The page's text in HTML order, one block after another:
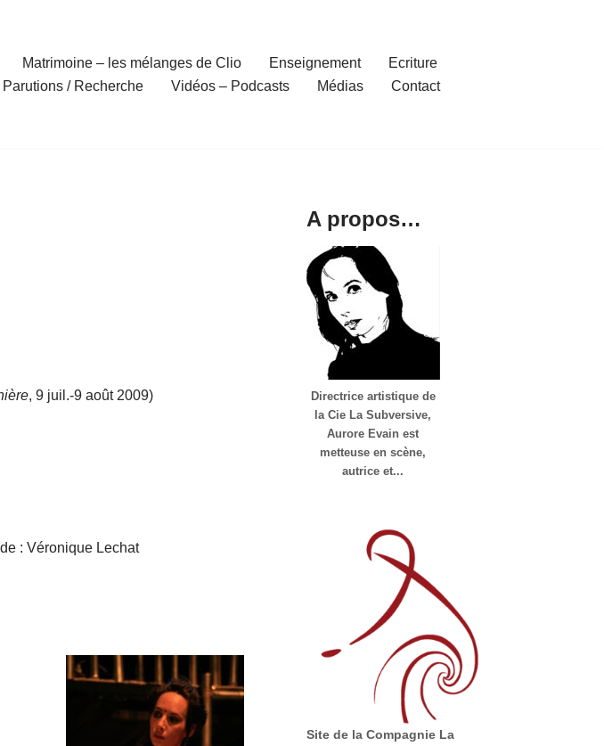
Matrimoine – les mélanges de Clio Enseignement
Ecriture
Parutions / Recherche Vidéos – Podcasts Médias Contact
, 9 juil.-9 août 2009)
: Véronique Lechat
A propos…
Directrice artistique de
la Cie La Subversive,
Aurore Evain est
metteuse en scène,
autrice et...
Site de la Compagnie La